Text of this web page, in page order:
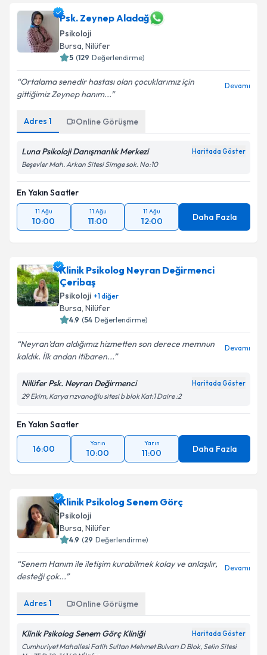
Psk. Zeynep Aladağ
Psikoloji
Bursa, Nilüfer
5 (129 Değerlendirme)
Ortalama senedir hastası olan çocuklarımız için
gittiğimiz Zeynep hanım...
Devamı
Adres 1 Online Görüşme
Luna Psikoloji Danışmanlık Merkezi Haritada Göster
Beşevler Mah. Arkan Sitesi Simge sok. No:10
En Yakın Saatler
11 Ağu
10:00
11 Ağu
11:00
11 Ağu
12:00 Daha Fazla
Klinik Psikolog Neyran Değirmenci
Çeribaş
Psikoloji +1diğer
Bursa, Nilüfer
4.9 (54 Değerlendirme)
Neyran’dan aldığımız hizmetten son derece memnun
kaldık. İlk andan itibaren...
Devamı
Nilüfer Psk. Neyran Değirmenci Haritada Göster
29 Ekim, Karya rızvanoğlu sitesi b blok Kat:1 Daire :2
En Yakın Saatler
16:00
Yarın
10:00
Yarın
11:00 Daha Fazla
Klinik Psikolog Senem Görç
Psikoloji
Bursa, Nilüfer
4.9 (29 Değerlendirme)
Senem Hanım ile iletişim kurabilmek kolay ve anlaşılır,
desteği çok...
Devamı
Adres 1 Online Görüşme
Klinik Psikolog Senem Görç Kliniği Haritada Göster
Cumhuriyet Mahallesi Fatih Sultan Mehmet Bulvarı D Blok, Selin Sitesi